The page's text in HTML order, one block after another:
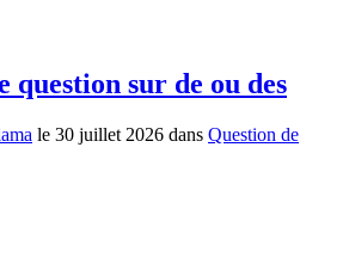
question sur de ou des
le 30 juillet 2026 dans Question de